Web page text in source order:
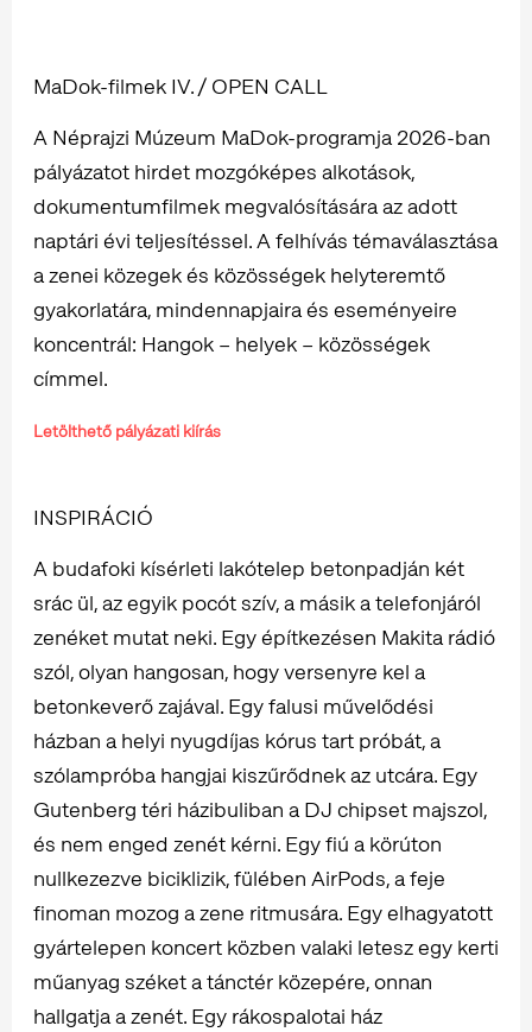
MaDok-filmek IV. / OPEN CALL
A Néprajzi Múzeum MaDok-programja 2026-ban
pályázatot hirdet mozgóképes alkotások,
dokumentumfilmek megvalósítására az adott
naptári évi teljesítéssel. A felhívás témaválasztása
a zenei közegek és közösségek helyteremtő
gyakorlatára, mindennapjaira és eseményeire
koncentrál: Hangok – helyek – közösségek
címmel.
Letölthető pályázati kiírás
INSPIRÁCIÓ
A budafoki kísérleti lakótelep betonpadján két
srác ül, az egyik pocót szív, a másik a telefonjáról
zenéket mutat neki. Egy építkezésen Makita rádió
szól, olyan hangosan, hogy versenyre kel a
betonkeverő zajával. Egy falusi művelődési
házban a helyi nyugdíjas kórus tart próbát, a
szólampróba hangjai kiszűrődnek az utcára. Egy
Gutenberg téri házibuliban a DJ chipset majszol,
és nem enged zenét kérni. Egy fiú a körúton
nullkezezve biciklizik, fülében AirPods, a feje
finoman mozog a zene ritmusára. Egy elhagyatott
gyártelepen koncert közben valaki letesz egy kerti
műanyag széket a tánctér közepére, onnan
hallgatja a zenét. Egy rákospalotai ház